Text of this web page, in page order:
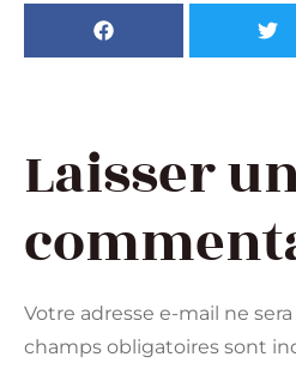
Laisser
Votre adresse e-mail ne
champs obligatoires sont